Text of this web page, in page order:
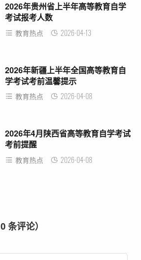
2026年贵州省上半年高等教育自学
考试报考人数
教育热点 2026-04-13
2026年新疆上半年全国高等教育自
学考试考前温馨提示
教育热点 2026-04-08
2026年4月陕西省高等教育自学考试
考前提醒
教育热点 2026-04-08
0 条评论）